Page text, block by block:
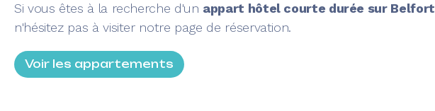
Si vous êtes à la recherche d'un appart hôtel courte durée sur Belfort
n'hésitez pas à visiter notre page de réservation.
Voir les appartements